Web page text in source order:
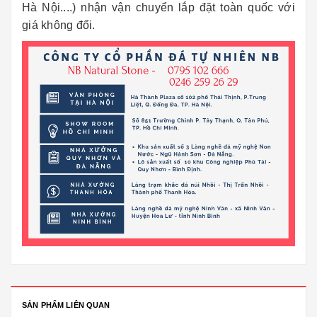
Hà Nội....) nhận vận chuyển lắp đặt toàn quốc với
giá không đổi.
SẢN PHẨM LIÊN QUAN